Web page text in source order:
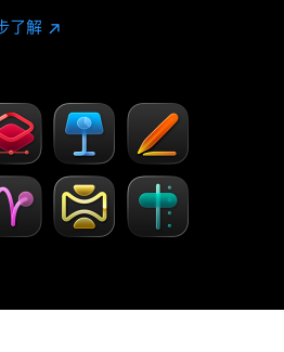
了解 进
了
Creator Studio
(在
口
打
开)